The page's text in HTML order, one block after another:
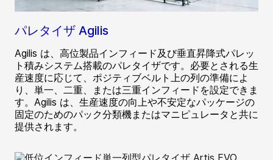
パレタイザ Agilis
Agilis は、高位製品インフィード及び垂直昇降式パレッ
ト積みシステム搭載のパレタイザです。必要とされる生
産速度に応じて、ポジティブベルト上の列の準備によ
り、単一、二重、または三重インフィードを設定できま
す。Agilis は、生産速度の向上や不安定なパッケージの
固定のためのパック分類機またはマニピュレータと共に
提供されます。